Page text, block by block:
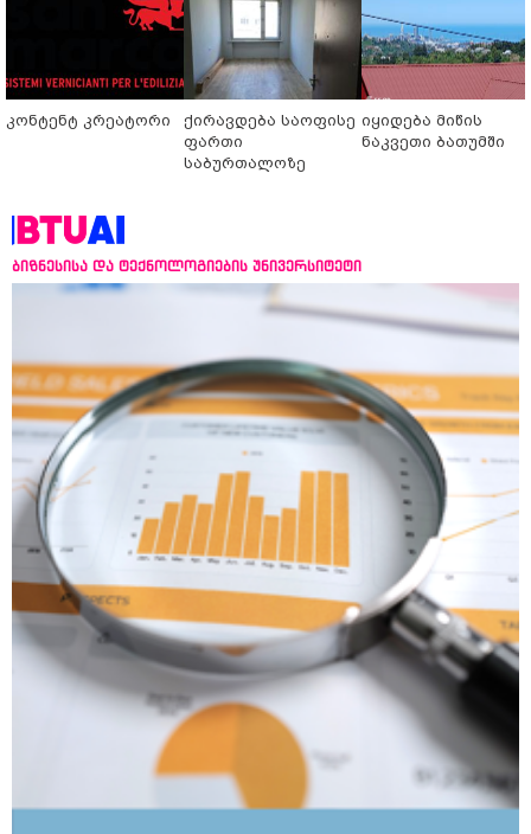
კონტენტ კრეატორი
ქირავდება საოფისე
ფართი
საბურთალოზე
იყიდება მიწის
ნაკვეთი ბათუმში
ბიზნესისა და ტექნოლოგიების უნივერსიტეტი